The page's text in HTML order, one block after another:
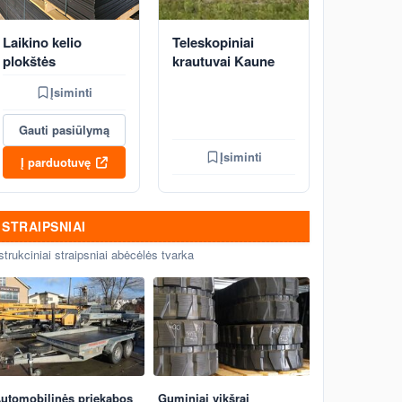
Laikino kelio
plokštės
Įsiminti
Gauti pasiūlymą
Į parduotuvę
Teleskopiniai
krautuvai Kaune
Įsiminti
STRAIPSNIAI
straipsniai abėcėlės tvarka
priekabos Guminiai vikšrai